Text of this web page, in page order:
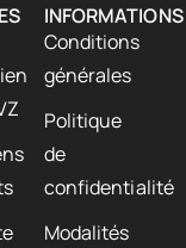
INFORMATIONS
Conditions
générales
Politique
de
confidentialité
Modalités